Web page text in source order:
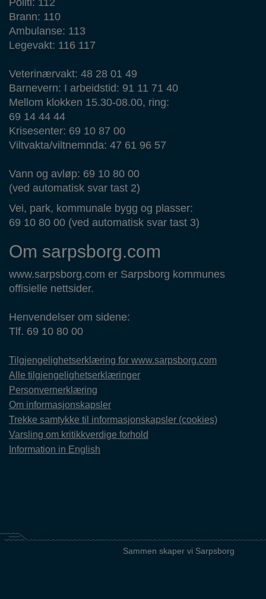
Politi: 112
Brann: 110
Ambulanse: 113
Legevakt: 116 117
Veterinærvakt: 48 28 01 49
Barnevern: I arbeidstid: 91 11 71 40
Mellom klokken 15.30-08.00, ring:
69 14 44 44
Krisesenter: 69 10 87 00
Viltvakta/viltnemnda: 47 61 96 57
Vann og avløp: 69 10 80 00
(ved automatisk svar tast 2)
Vei, park, kommunale bygg og plasser:
69 10 80 00 (ved automatisk svar tast 3)
Om sarpsborg.com
www.sarpsborg.com er Sarpsborg kommunes
offisielle nettsider.
Henvendelser om sidene:
Tlf. 69 10 80 00
Tilgjengelighetserklæring for www.sarpsborg.com
Alle tilgjengelighetserklæringer
Personvernerklæring
Om informasjonskapsler
Trekke samtykke til informasjonskapsler (cookies)
Varsling om kritikkverdige forhold
Information in English
Sammen skaper vi Sarpsborg